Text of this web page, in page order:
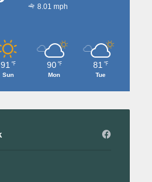
8.01 mph
91 ℉
Sun
90 ℉
Mon
81 ℉
Tue